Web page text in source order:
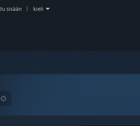
sisään kieli